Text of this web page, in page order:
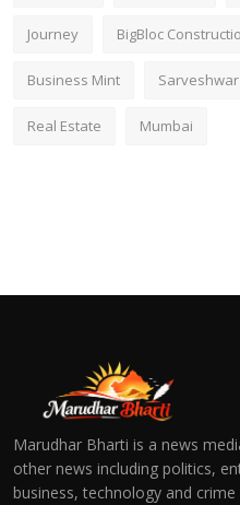
Journey BigBloc
Business Mint
Real Estate Mumbai
Marudhar Bharti is a news
other news including politics,
business, technology and